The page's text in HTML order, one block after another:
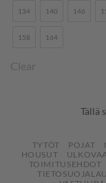
134 140 146
158 164
Clear
Tällä
TYTÖT POJAT
HOUSUT
TOIMITUSEHDOT